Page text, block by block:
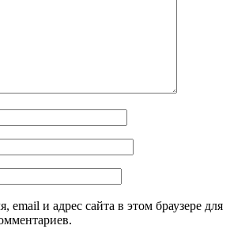
email и адрес сайта в этом браузере для